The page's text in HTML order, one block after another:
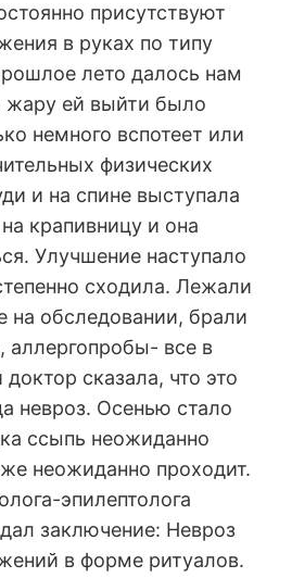
присутствуют
в руках по типу
лето далось нам
жару ей выйти было
немного вспотеет или
физических
и на спине выступала
крапивницу и она
Улучшение наступало
сходила. Лежали
на обследовании, брали
аллергопробы- все в
сказала, что это
невроз. Осенью стало
ссыпь неожиданно
неожиданно проходит.
эпилептолога
заключение: Невроз
в форме ритуалов.